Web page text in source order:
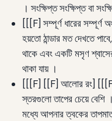
। সংক্ষিপ্ত সংক্ষিপ্ত বা
[[[F] সম্পূর্ণ ধারের
হয়তো ঠান্ডার মত দেখতে
থাকে এবং একটি মসৃণ
থাকা যায় ।
[[[F] [[F] আলোর রং]
স্তরগুলো তাপের চেয়ে বেশি
মধ্যে আপনার ত্বকের